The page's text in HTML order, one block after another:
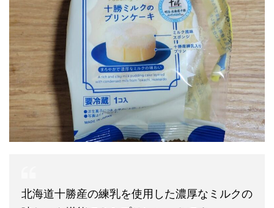
北海道十勝産の練乳を使用した濃厚なミルクの